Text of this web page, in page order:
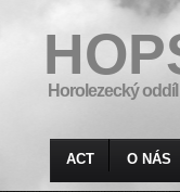
Horolezecký
ACT O NÁS